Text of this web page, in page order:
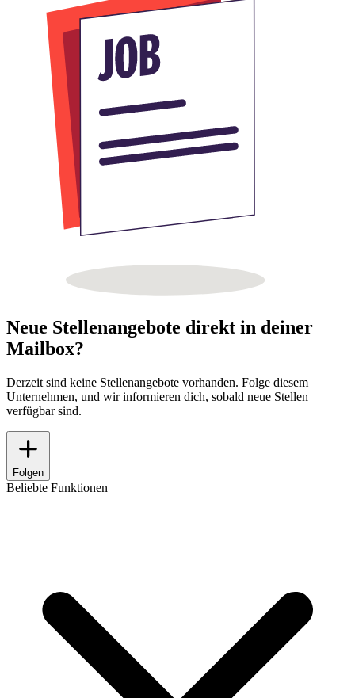
Neue Stellenangebote direkt in deiner
Mailbox?
Derzeit sind keine Stellenangebote vorhanden. Folge diesem
Unternehmen, und wir informieren dich, sobald neue Stellen
verfügbar sind.
Folgen
Beliebte Funktionen